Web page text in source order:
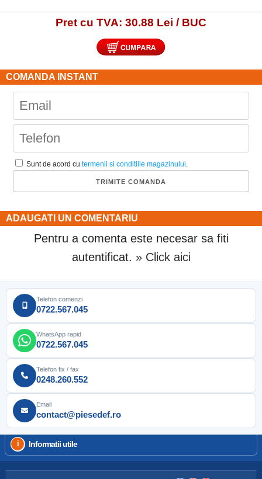
Pret cu TVA: 30.88 Lei / BUC
COMANDA INSTANT
Sunt de acord cutermenii si conditiile magazinului.
ADAUGATI UN COMENTARIU
Pentru a comenta este necesar sa fiti
autentificat. » Click aici
Telefon comenzi
0722.567.045
WhatsApp rapid
0722.567.045
Telefon fix / fax
0248.260.552
Email
contact@piesedef.ro
Informatii utile